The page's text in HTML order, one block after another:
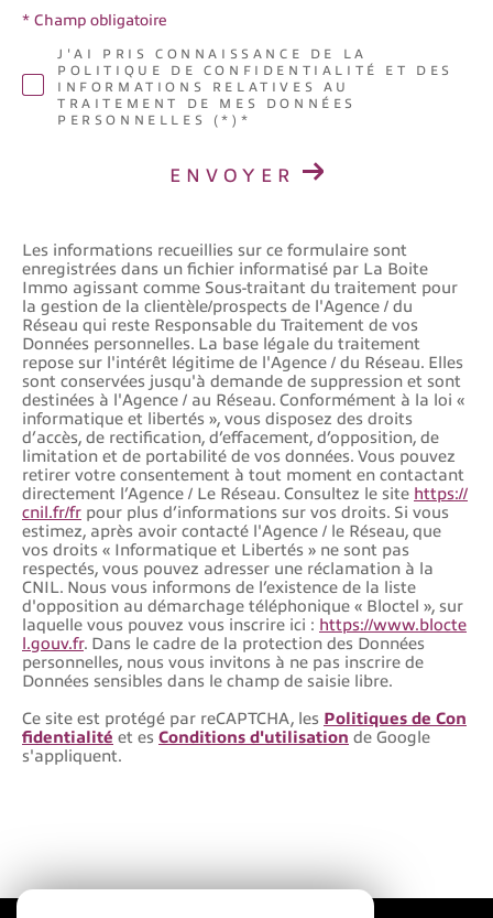
J'AI PRIS CONNAISSANCE DE LA
POLITIQUE DE CONFIDENTIALITÉ ET DES
INFORMATIONS RELATIVES AU
TRAITEMENT DE MES DONNÉES
PERSONNELLES (*)*
* Champ obligatoire
ENVOYER
Les informations recueillies sur ce formulaire sont
enregistrées dans un fichier informatisé par La Boite
Immo agissant comme Sous-traitant du traitement pour
la gestion de la clientèle/prospects de l'Agence / du
Réseau qui reste Responsable du Traitement de vos
Données personnelles. La base légale du traitement
repose sur l'intérêt légitime de l'Agence / du Réseau. Elles
sont conservées jusqu'à demande de suppression et sont
destinées à l'Agence / au Réseau. Conformément à la loi «
informatique et libertés », vous disposez des droits
d’accès, de rectification, d’effacement, d’opposition, de
limitation et de portabilité de vos données. Vous pouvez
retirer votre consentement à tout moment en contactant
directement l’Agence / Le Réseau. Consultez le site https://
cnil.fr/fr pour plus d’informations sur vos droits. Si vous
estimez, après avoir contacté l'Agence / le Réseau, que
vos droits « Informatique et Libertés » ne sont pas
respectés, vous pouvez adresser une réclamation à la
CNIL. Nous vous informons de l’existence de la liste
d'opposition au démarchage téléphonique « Bloctel », sur
laquelle vous pouvez vous inscrire ici : https://www.blocte
l.gouv.fr. Dans le cadre de la protection des Données
personnelles, nous vous invitons à ne pas inscrire de
Données sensibles dans le champ de saisie libre.
Ce site est protégé par reCAPTCHA, les Politiques de Con
fidentialité et es Conditions d'utilisation de Google
s'appliquent.
RECHERCHER